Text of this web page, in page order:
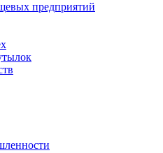
предприятий